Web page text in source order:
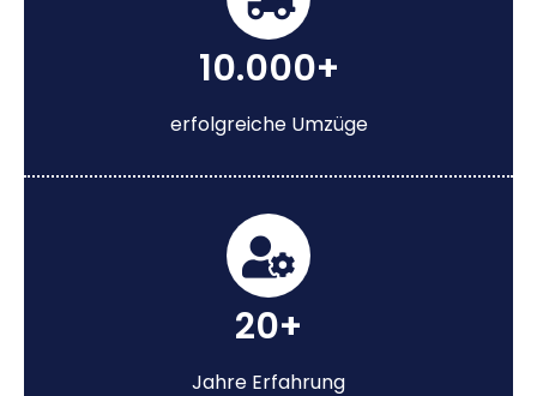
10.000+
erfolgreiche Umzüge
20+
Jahre Erfahrung